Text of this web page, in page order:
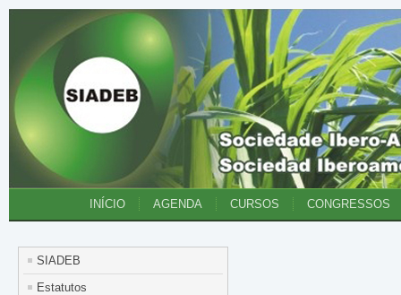
INÍCIO AGENDA CURSOS CONGRESSOS
SIADEB
Estatutos